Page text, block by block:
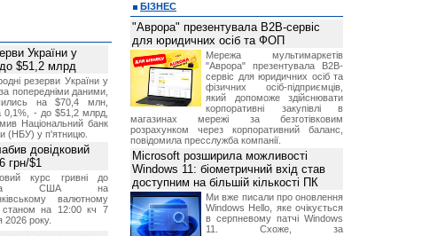
України у
$51,2 млрд
резерви України у
попередніми даними,
на $70,4 млн,
0,1%, - до $51,2 млрд,
Національний банк
(НБУ) у п'ятницю.
довідковий
грн/$1
курс гривні до
США на
валютному
станом на 12:00 кч 7
2026 року.
БІЗНЕС
"Аврора" презентувала B2B-сервіс
для юридичних осіб та ФОП
Мережа мультимаркетів
"Аврора" презентувала B2B-
сервіс для юридичних осіб та
фізичних осіб-підприємців,
який допоможе здійснювати
корпоративні закупівлі в
магазинах мережі за безготівковим
розрахунком через корпоративний баланс,
повідомила пресслужба компанії.
Microsoft розширила можливості
Windows 11: біометричний вхід став
доступним на більшій кількості ПК
Ми вже писали про оновлення
Windows Hello, яке очікується
в серпневому патчі Windows
11. Схоже, за